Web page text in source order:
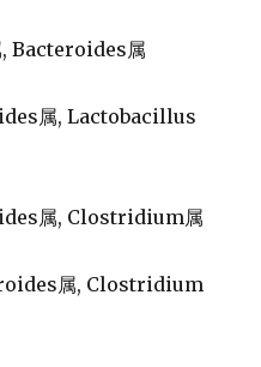
Bacteroides属
属, Lactobacillus
属, Clostridium属
属, Clostridium